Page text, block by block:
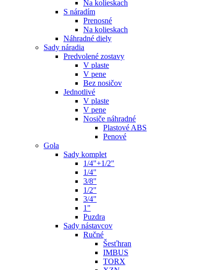
Na kolieskach
S náradím
Prenosné
Na kolieskach
Náhradné diely
Sady náradia
Predvolené zostavy
V plaste
V pene
Bez nosičov
Jednotlivé
V plaste
V pene
Nosiče náhradné
Plastové ABS
Penové
Gola
Sady komplet
1/4"+1/2"
1/4"
3/8"
1/2"
3/4"
1"
Puzdra
Sady nástavcov
Ručné
Šesťhran
IMBUS
TORX